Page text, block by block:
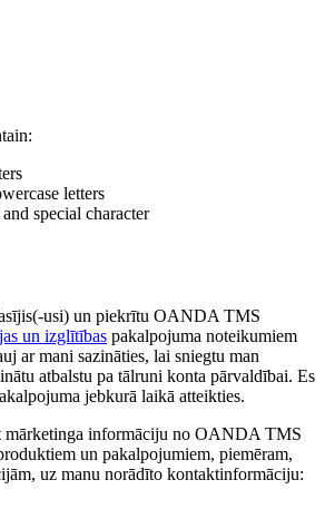
letters
special character
usi) un piekrītu OANDA TMS
un izglītības pakalpojuma noteikumiem
ar mani sazināties, lai sniegtu man
atbalstu pa tālruni konta pārvaldībai. Es
jebkurā laikā atteikties.
mārketinga informāciju no OANDA TMS
un pakalpojumiem, piemēram,
uz manu norādīto kontaktinformāciju: